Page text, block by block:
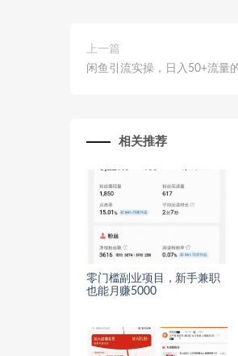
上一篇
闲鱼引流实操，日入50+流量
相关推荐
零门槛副业项目，新手兼职
也能月赚5000